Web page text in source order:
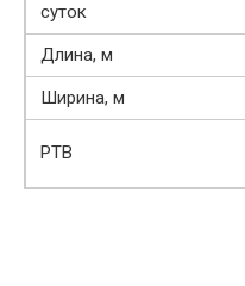
суток
Длина, м
Ширина, м
РТВ